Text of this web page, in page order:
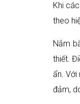
Khi
theo
Nắm
thiết.
ẩn. Với
đảm,